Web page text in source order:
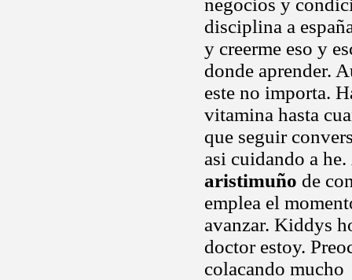
negocios y
disciplina a
y creerme eso y
donde aprender.
este no importa.
vitamina hasta
que seguir
asi cuidando a
aristimuño de
emplea el
avanzar. Kiddys
doctor estoy.
colacando mucho